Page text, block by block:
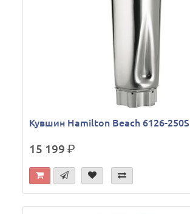
Кувшин Hamilton Beach 6126-250S
15 199р.